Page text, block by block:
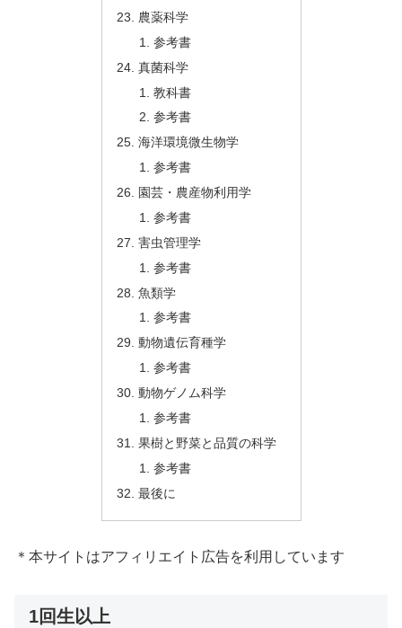
農薬科学
参考書
真菌科学
教科書
参考書
海洋環境微生物学
参考書
園芸・農産物利用学
参考書
害虫管理学
参考書
魚類学
参考書
動物遺伝育種学
参考書
動物ゲノム科学
参考書
果樹と野菜と品質の科学
参考書
最後に
＊本サイトはアフィリエイト広告を利用しています
1回生以上